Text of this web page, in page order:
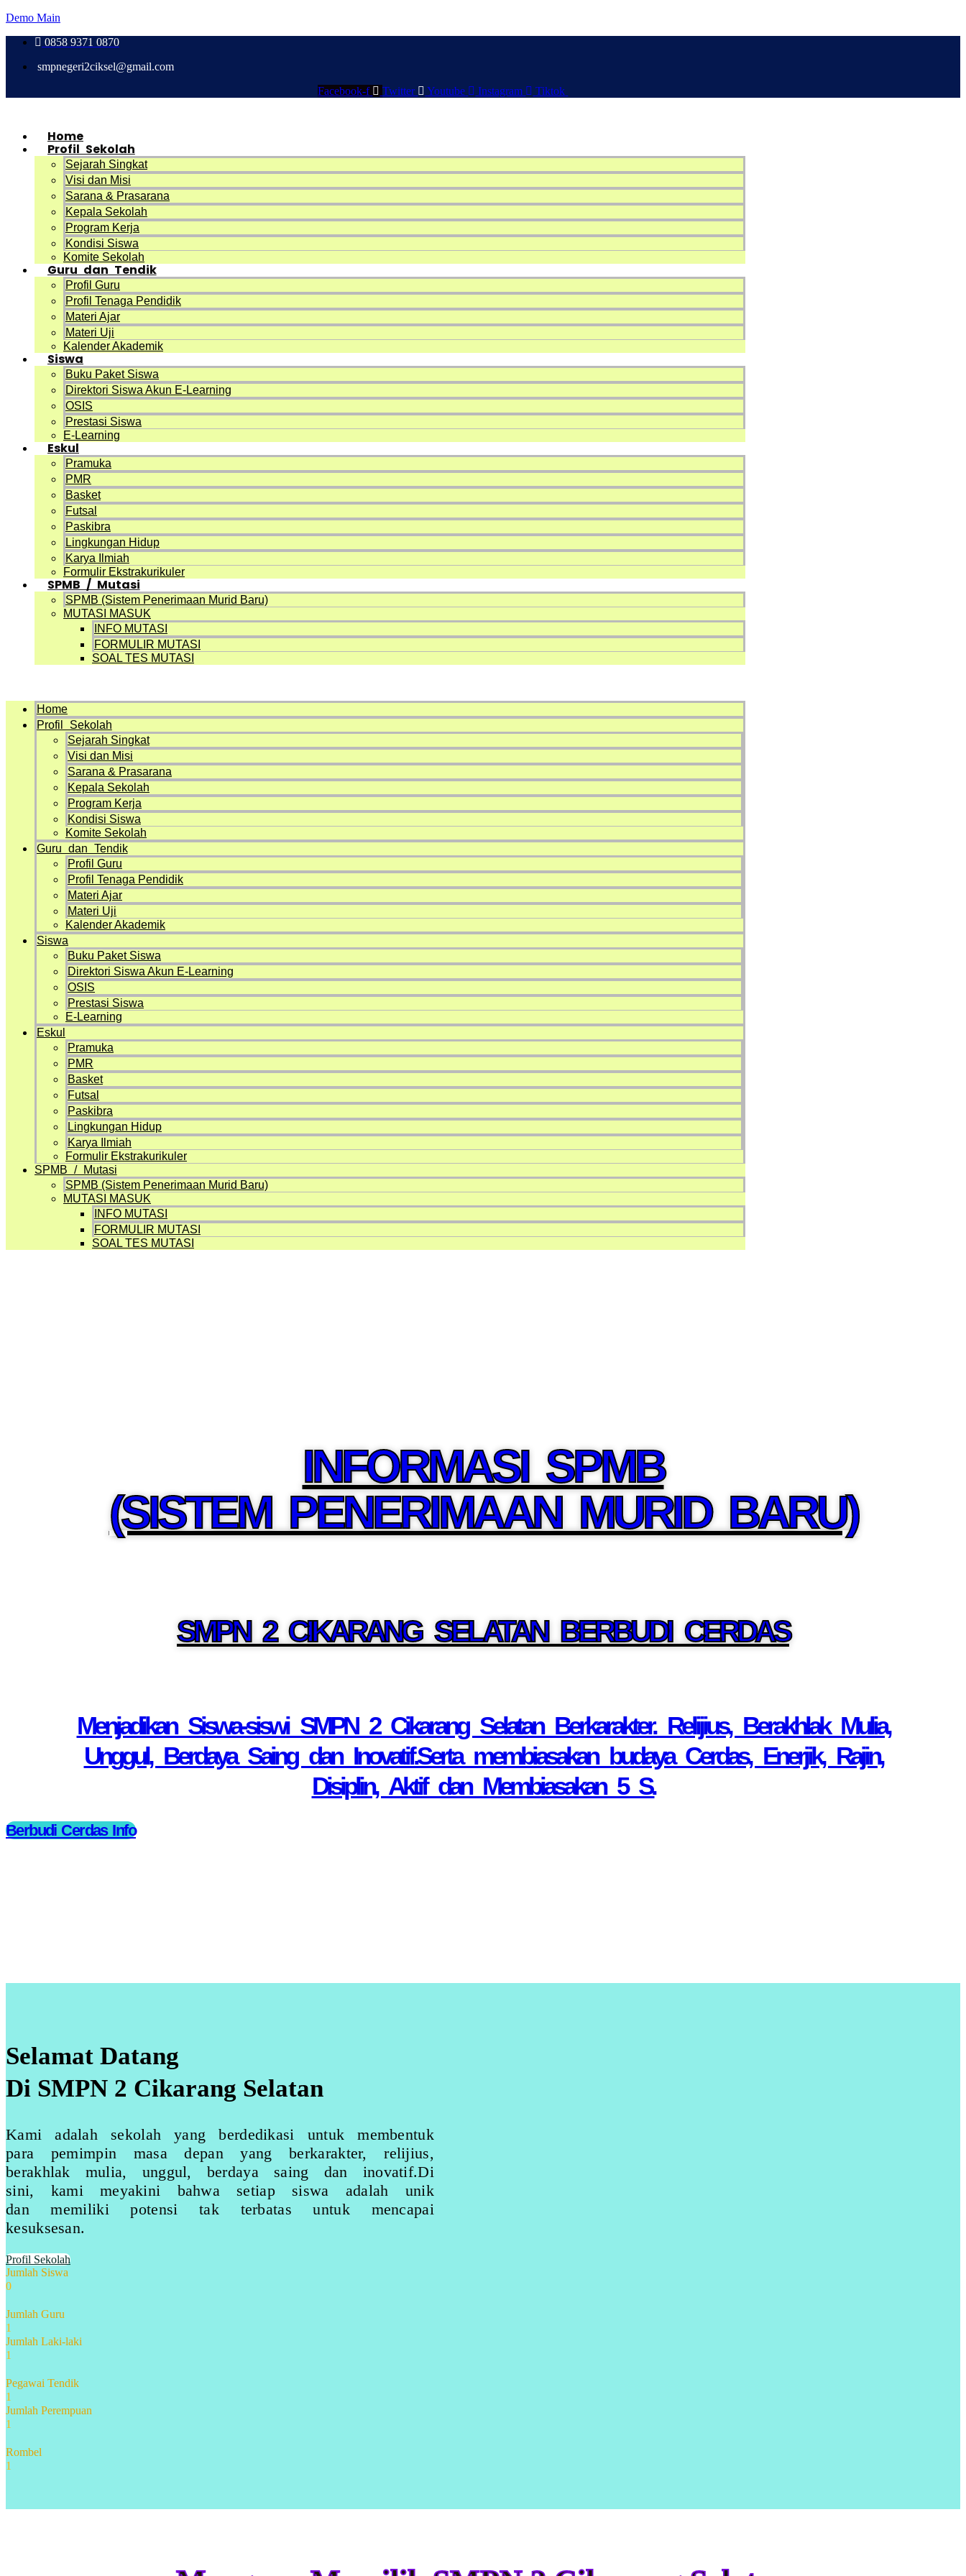
Demo Main
0858 9371 0870
smpnegeri2ciksel@gmail.com
Facebook-f
Twitter Youtube Instagram Tiktok
Home
Profil Sekolah
Sejarah Singkat
Visi dan Misi
Sarana & Prasarana
Kepala Sekolah
Program Kerja
Kondisi Siswa
Komite Sekolah
Guru dan Tendik
Profil Guru
Profil Tenaga Pendidik
Materi Ajar
Materi Uji
Kalender Akademik
Siswa
Buku Paket Siswa
Direktori Siswa Akun E-Learning
OSIS
Prestasi Siswa
E-Learning
Eskul
Pramuka
PMR
Basket
Futsal
Paskibra
Lingkungan Hidup
Karya Ilmiah
Formulir Ekstrakurikuler
SPMB / Mutasi
SPMB (Sistem Penerimaan Murid Baru)
MUTASI MASUK
INFO MUTASI
FORMULIR MUTASI
SOAL TES MUTASI
Home
Profil Sekolah
Sejarah Singkat
Visi dan Misi
Sarana & Prasarana
Kepala Sekolah
Program Kerja
Kondisi Siswa
Komite Sekolah
Guru dan Tendik
Profil Guru
Profil Tenaga Pendidik
Materi Ajar
Materi Uji
Kalender Akademik
Siswa
Buku Paket Siswa
Direktori Siswa Akun E-Learning
OSIS
Prestasi Siswa
E-Learning
Eskul
Pramuka
PMR
Basket
Futsal
Paskibra
Lingkungan Hidup
Karya Ilmiah
Formulir Ekstrakurikuler
SPMB / Mutasi
SPMB (Sistem Penerimaan Murid Baru)
MUTASI MASUK
INFO MUTASI
FORMULIR MUTASI
SOAL TES MUTASI
INFORMASI SPMB
(SISTEM PENERIMAAN MURID BARU)
SMPN 2 CIKARANG SELATAN BERBUDI CERDAS
Menjadikan Siswa-siswi SMPN 2 Cikarang Selatan Berkarakter. Relijius, Berakhlak Mulia,
Unggul, Berdaya Saing dan Inovatif.Serta membiasakan budaya Cerdas, Enerjik, Rajin,
Disiplin, Aktif dan Membiasakan 5 S.
Berbudi Cerdas Info
Selamat Datang
Di SMPN 2 Cikarang Selatan
Kami adalah sekolah yang berdedikasi untuk membentuk
para pemimpin masa depan yang berkarakter, relijius,
berakhlak mulia, unggul, berdaya saing dan inovatif.Di
sini, kami meyakini bahwa setiap siswa adalah unik
dan memiliki potensi tak terbatas untuk mencapai
kesuksesan.
Profil Sekolah
Jumlah Siswa
0
Jumlah Guru
1
Jumlah Laki-laki
1
Pegawai Tendik
1
Jumlah Perempuan
1
Rombel
1